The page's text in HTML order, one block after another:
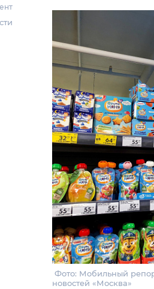
Фото: Мобильный
новостей «Москва»